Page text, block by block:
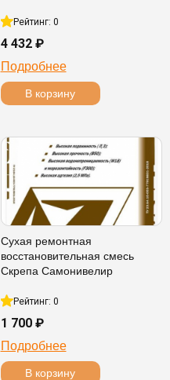
Рейтинг: 0
4 432 ₽
Подробнее
В корзину
Сухая ремонтная
восстановительная смесь
Скрепа Самонивелир
Рейтинг: 0
1 700 ₽
Подробнее
В корзину